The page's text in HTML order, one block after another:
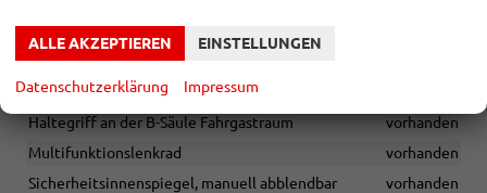
Haltegriffe am Dachrahmen auf der Fahrer- und Beifahrerseite,
Haltegriff an der B-Säule Fahrgastraum
vorhanden
Multifunktionslenkrad
vorhanden
Sicherheitsinnenspiegel, manuell abblendbar
vorhanden
ALLE AKZEPTIEREN EINSTELLUNGEN
Datenschutzerklärung Impressum